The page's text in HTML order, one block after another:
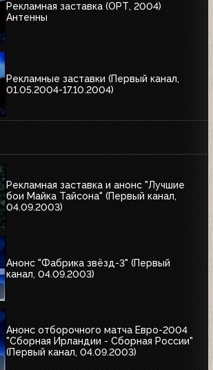
Рекламная заставка (ОРТ, 2004)
Антенны
Рекламные заставки (Первый канал,
01.05.2004-17.10.2004)
Рекламная заставка и анонс "Лучшие
бои Майка Тайсона" (Первый канал,
04.09.2003)
Анонс "Фабрика звёзд-3" (Первый
канал, 04.09.2003)
Анонс отборочного матча Евро-2004
"Сборная Ирландии - Сборная России"
(Первый канал, 04.09.2003)